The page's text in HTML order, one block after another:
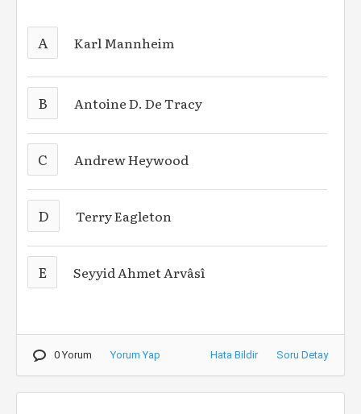
A Karl Mannheim
B Antoine D. De Tracy
C Andrew Heywood
D Terry Eagleton
E Seyyid Ahmet Arvâsî
0 Yorum Yorum Yap Hata Bildir Soru Detay